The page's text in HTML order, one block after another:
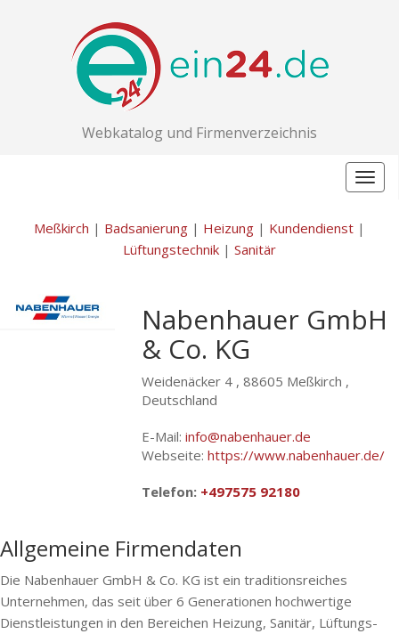
Webkatalog und Firmenverzeichnis
Meßkirch | Badsanierung | Heizung | Kundendienst |
Lüftungstechnik | Sanitär
Nabenhauer GmbH
& Co. KG
Weidenäcker 4 ,88605 Meßkirch ,
Deutschland
E-Mail:info@nabenhauer.de
Webseite:https://www.nabenhauer.de/
Telefon: +497575 92180
Allgemeine Firmendaten
Die Nabenhauer GmbH & Co. KG ist ein traditionsreiches
Unternehmen, das seit über 6 Generationen hochwertige
Dienstleistungen in den Bereichen Heizung, Sanitär, Lüftungs-